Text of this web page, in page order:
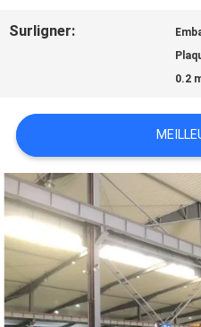
NOUVELLES
CAS
DEMANDEZ
UNE
CITATION
Surligner:
0.2